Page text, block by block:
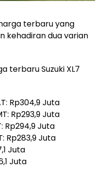
terbaru yang
kehadiran dua varian
terbaru Suzuki XL7
Rp304,9 Juta
Rp293,9 Juta
Rp294,9 Juta
Rp283,9 Juta
Juta
Juta